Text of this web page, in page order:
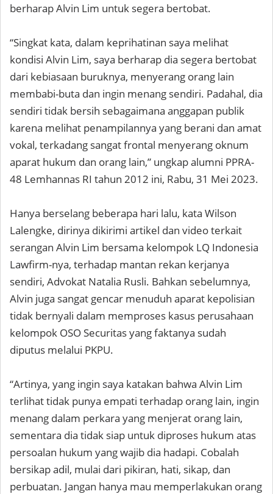
berharap Alvin Lim untuk segera bertobat.
“Singkat kata, dalam keprihatinan saya melihat
kondisi Alvin Lim, saya berharap dia segera bertobat
dari kebiasaan buruknya, menyerang orang lain
membabi-buta dan ingin menang sendiri. Padahal, dia
sendiri tidak bersih sebagaimana anggapan publik
karena melihat penampilannya yang berani dan amat
vokal, terkadang sangat frontal menyerang oknum
aparat hukum dan orang lain,” ungkap alumni PPRA-
48 Lemhannas RI tahun 2012 ini, Rabu, 31 Mei 2023.
Hanya berselang beberapa hari lalu, kata Wilson
Lalengke, dirinya dikirimi artikel dan video terkait
serangan Alvin Lim bersama kelompok LQ Indonesia
Lawfirm-nya, terhadap mantan rekan kerjanya
sendiri, Advokat Natalia Rusli. Bahkan sebelumnya,
Alvin juga sangat gencar menuduh aparat kepolisian
tidak bernyali dalam memproses kasus perusahaan
kelompok OSO Securitas yang faktanya sudah
diputus melalui PKPU.
“Artinya, yang ingin saya katakan bahwa Alvin Lim
terlihat tidak punya empati terhadap orang lain, ingin
menang dalam perkara yang menjerat orang lain,
sementara dia tidak siap untuk diproses hukum atas
persoalan hukum yang wajib dia hadapi. Cobalah
bersikap adil, mulai dari pikiran, hati, sikap, dan
perbuatan. Jangan hanya mau memperlakukan orang